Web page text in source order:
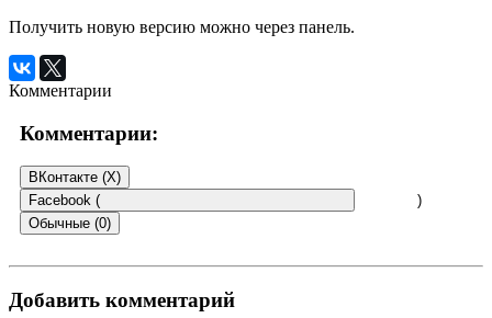
Получить новую версию можно через панель.
Комментарии
Комментарии:
ВКонтакте (X)
Facebook (
)
Обычные (0)
Добавить комментарий